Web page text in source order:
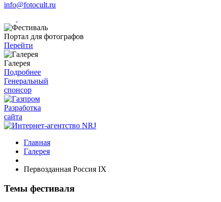
info@fotocult.ru
Портал для фотографов
Перейти
Галерея
Подробнее
Генеральный
спонсор
Разработка
сайта
Главная
Галерея
Первозданная Россия IX
Темы фестиваля